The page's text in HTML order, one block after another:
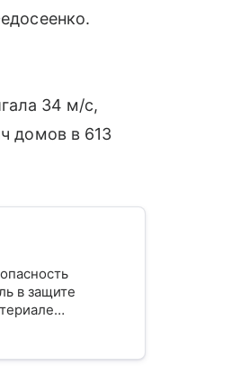
34 м/с,
домов в 613
в защите
и какую роль